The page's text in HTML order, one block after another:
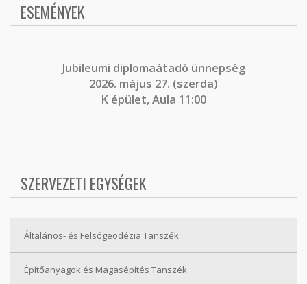
ESEMÉNYEK
Jubileumi diplomaátadó ünnepség
2026. május 27. (szerda)
K épület, Aula 11:00
SZERVEZETI EGYSÉGEK
Általános- és Felsőgeodézia Tanszék
Építőanyagok és Magasépítés Tanszék